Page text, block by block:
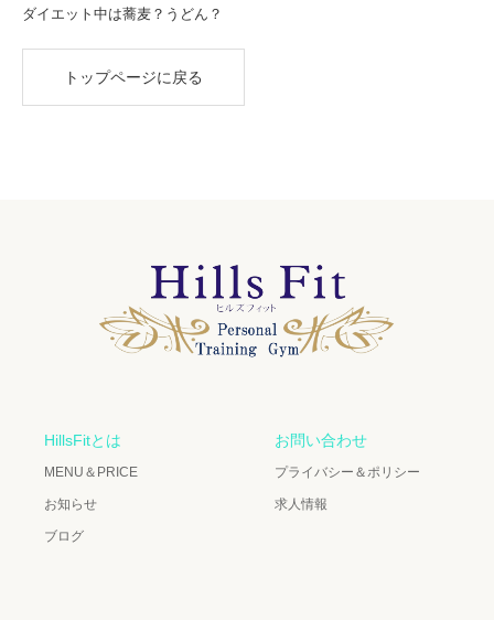
ダイエット中は蕎麦？うどん？
トップページに戻る
HillsFitとは
MENU＆PRICE
お知らせ
ブログ
お問い合わせ
プライバシー＆ポリシー
求人情報